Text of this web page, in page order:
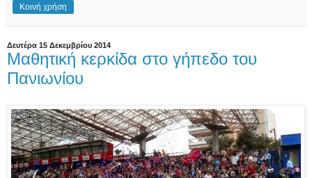
Κοινή χρήση
Δευτέρα 15 Δεκεμβρίου 2014
Μαθητική κερκίδα στο γήπεδο του
Πανιωνίου